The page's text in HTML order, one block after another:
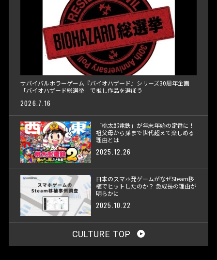
サバイバルホラーゲーム『バイオハザード』シリーズ30周年企画
「バイオハザード総選挙」で推し作品を選ぼう
2026.7.16
「桃太郎電鉄」が年末年始の定番に！
祖父母から孫まで世代超えて楽しめる
理由とは
2025.12.26
日本のスマホ発ゲームがなぜSteam移
植でヒットしたのか？ 急成長の理由が
明らかに
2025.10.22
CULTURE TOP